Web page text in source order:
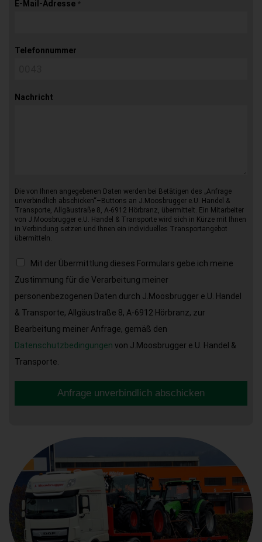
E-Mail-Adresse *
Telefonnummer
Nachricht
Die von Ihnen angegebenen Daten werden bei Betätigen des „Anfrage
unverbindlich abschicken“–Buttons an J.Moosbrugger e.U. Handel &
Transporte, Allgäustraße 8, A-6912 Hörbranz, übermittelt. Ein Mitarbeiter
von J.Moosbrugger e.U. Handel & Transporte wird sich in Kürze mit Ihnen
in Verbindung setzen und Ihnen ein individuelles Transportangebot
übermitteln.
Mit der Übermittlung dieses Formulars gebe ich meine
Zustimmung für die Verarbeitung meiner
personenbezogenen Daten durch J.Moosbrugger e.U. Handel
& Transporte, Allgäustraße 8, A-6912 Hörbranz, zur
Bearbeitung meiner Anfrage, gemäß den
Datenschutzbedingungen von J.Moosbrugger e.U. Handel &
Transporte.
Anfrage unverbindlich abschicken